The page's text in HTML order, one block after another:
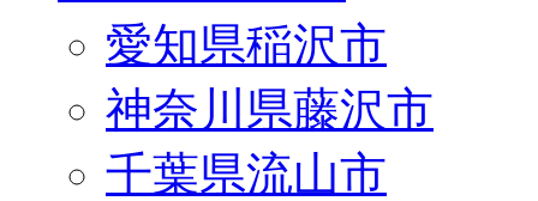
愛知県稲沢市
神奈川県藤沢市
千葉県流山市